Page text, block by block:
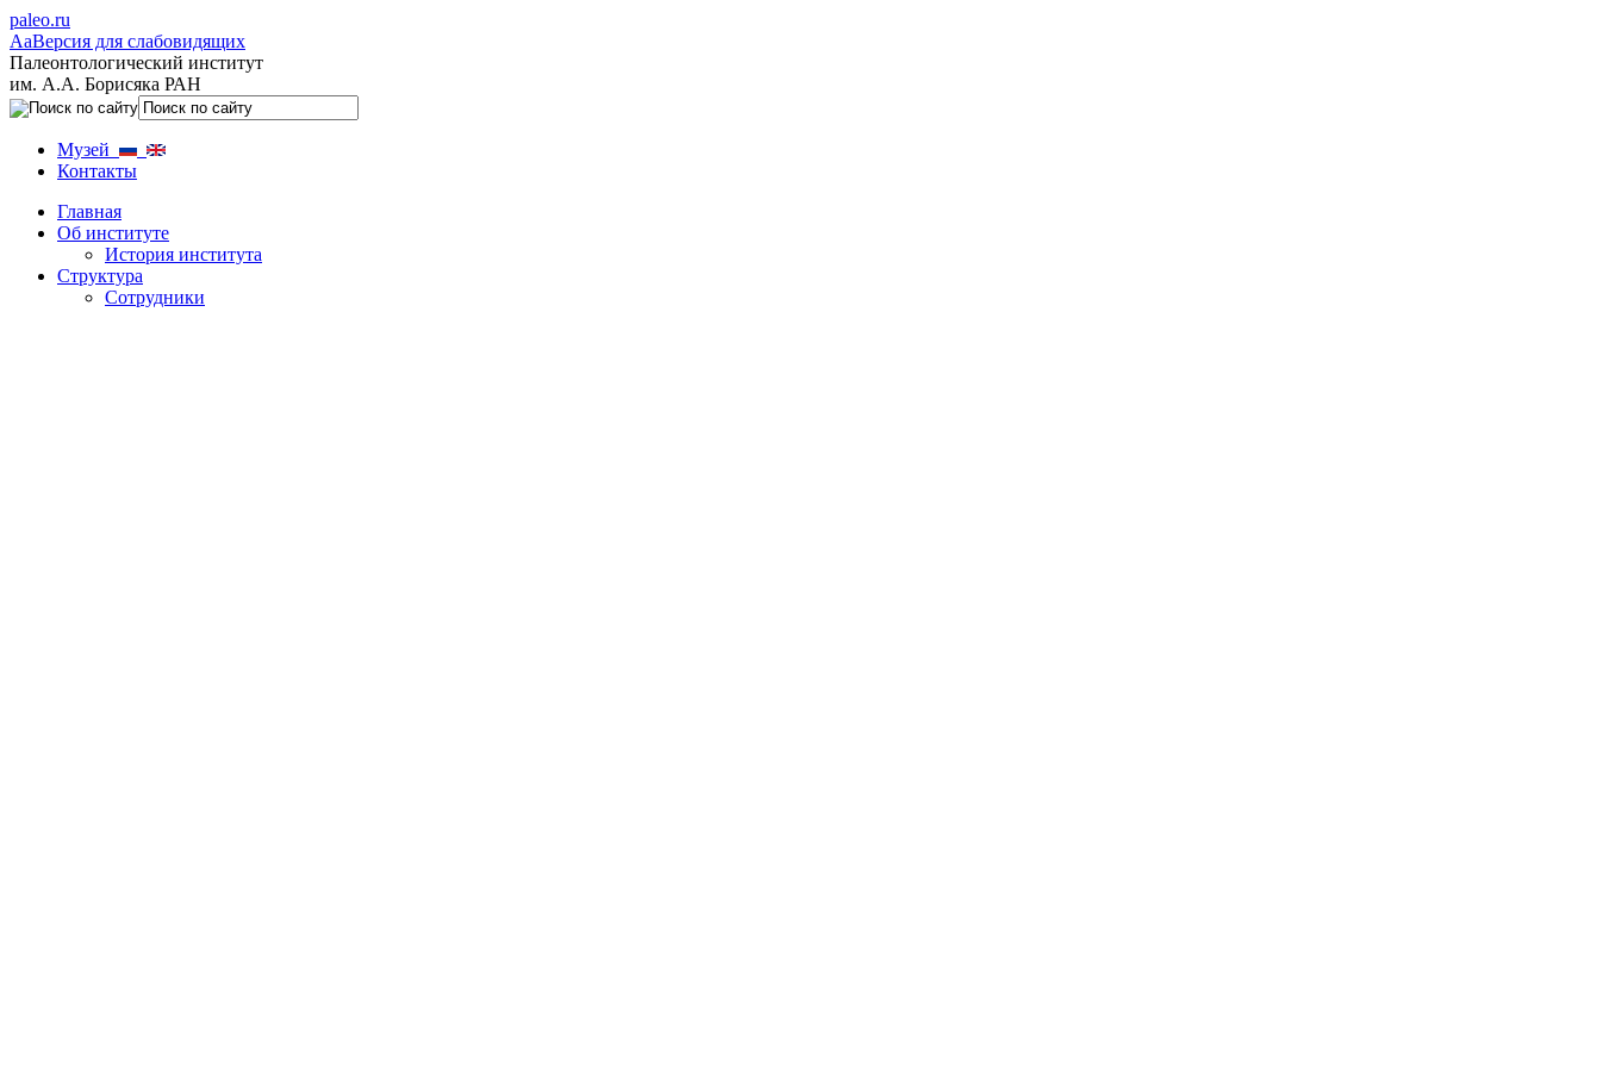
paleo.ru
AaВерсия для слабовидящих
Палеонтологический институт
им. А.А. Борисяка РАН
Музей
Контакты
Главная
Об институте
История института
Структура
Сотрудники